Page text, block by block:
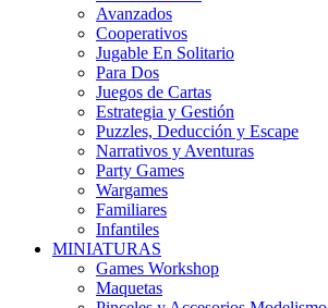
Avanzados
Cooperativos
Jugable En Solitario
Para Dos
Juegos de Cartas
Estrategia y Gestión
Puzzles, Deducción y Escape
Narrativos y Aventuras
Party Games
Wargames
Familiares
Infantiles
MINIATURAS
Games Workshop
Maquetas